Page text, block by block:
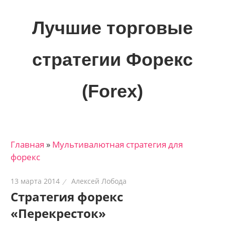
Лучшие торговые
стратегии Форекс
(Forex)
трейдеров
на
рынках:
стратегии,
сигналы,
новости…
Главная » Мультивалютная стратегия для
форекс
13 марта 2014 Алексей Лобода
Стратегия форекс
«Перекресток»